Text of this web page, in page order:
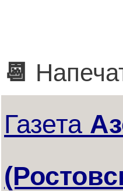
📆
Газета